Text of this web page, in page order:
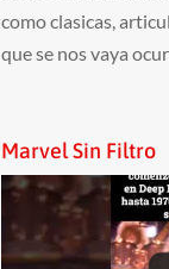
como clasicas,
que se nos vaya
Marvel Sin Filtro